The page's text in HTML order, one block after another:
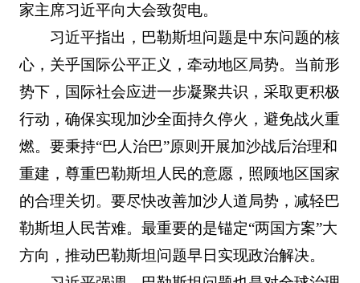
家主席习近平向大会致贺电。
习近平指出，巴勒斯坦问题是中东问题的核
心，关乎国际公平正义，牵动地区局势。当前形
势下，国际社会应进一步凝聚共识，采取更积极
行动，确保实现加沙全面持久停火，避免战火重
燃。要秉持“巴人治巴”原则开展加沙战后治理和
重建，尊重巴勒斯坦人民的意愿，照顾地区国家
的合理关切。要尽快改善加沙人道局势，减轻巴
勒斯坦人民苦难。最重要的是锚定“两国方案”大
方向，推动巴勒斯坦问题早日实现政治解决。